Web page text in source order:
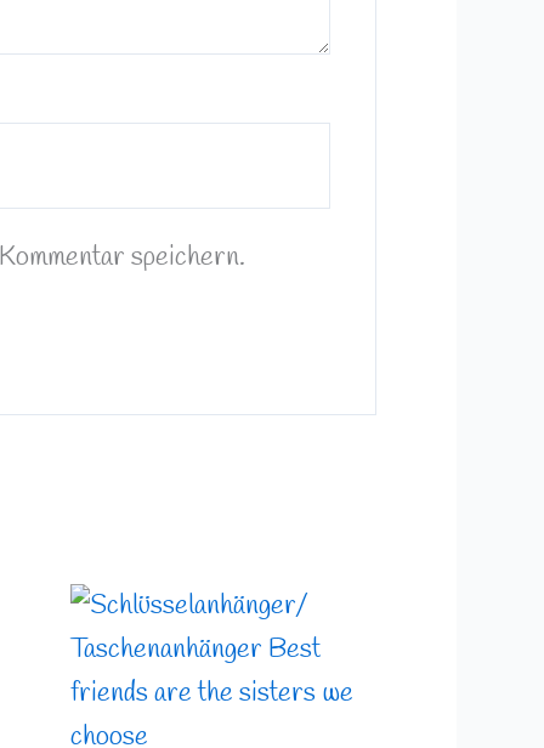
speichern.
Preisspanne:
4,99 €
bis
8,49 €